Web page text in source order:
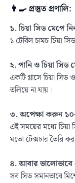
👨‍🍳 প্রস্তুত প্রণালি:
১. চিয়া সিড মেপে
১ টেবিল চামচ চিয়া
২. পানি ও চিয়া সিড
একটি গ্লাসে চিয়া
তলিয়ে না যায়।
৩. অপেক্ষা করুন
এই সময়ের মধ্যে
মতো টেক্সচার তৈরি
৪. আবার ভালোভাবে
সব সিড সমানভাবে